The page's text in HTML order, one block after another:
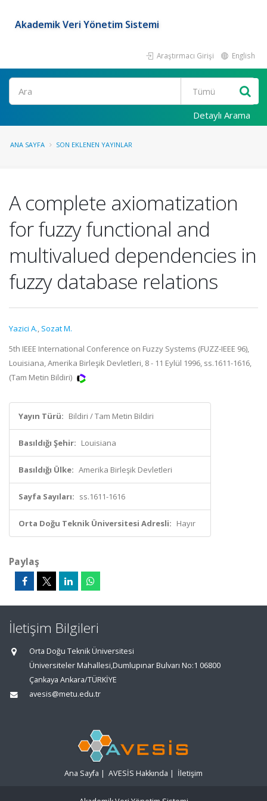
Akademik Veri Yönetim Sistemi
Araştırmacı Girişi English
Ara
Detaylı Arama
ANA SAYFA SON EKLENEN YAYINLAR
A complete axiomatization
for fuzzy functional and
multivalued dependencies in
fuzzy database relations
Yazici A., Sozat M.
5th IEEE International Conference on Fuzzy Systems (FUZZ-IEEE 96),
Louisiana, Amerika Birleşik Devletleri, 8 - 11 Eylül 1996, ss.1611-1616,
(Tam Metin Bildiri)
Yayın Türü: Bildiri / Tam Metin Bildiri
Basıldığı Şehir: Louisiana
Basıldığı Ülke: Amerika Birleşik Devletleri
Sayfa Sayıları: ss.1611-1616
Orta Doğu Teknik Üniversitesi Adresli: Hayır
Paylaş
İletişim Bilgileri
Orta Doğu Teknik Üniversitesi
Üniversiteler Mahallesi,Dumlupınar Bulvarı No:1 06800
Çankaya Ankara/TÜRKİYE
avesis@metu.edu.tr
Ana Sayfa | AVESİS Hakkında | İletişim